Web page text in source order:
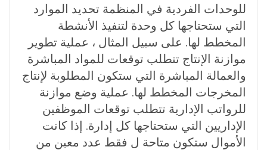
للوحدات الفردية في المنظمة تحديد الموارد
التي ستحتاجها كل وحدة لتنفيذ الأنشطة
المخطط لها. على سبيل المثال ، عملية تطوير
موازنة الإنتاج تتطلب توقعات للمواد المباشرة
والعمالة المباشرة التي ستكون المطلوبة لإنتاج
المخرجات المخطط لها. عملية وضع موازنة
للرواتب الإدارية تتطلب توقعات الموظفين
الإداريين التي ستحتاجها كل إدارة. إذا كانت
الأموال ستكون متاحة ل فقط عدد معين من